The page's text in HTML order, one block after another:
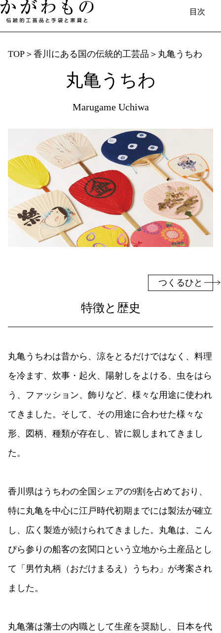
目次
English 中国（简体） 中國（繁體）
Deutsch
香川で​生まれる​もの
伝統的工芸品と​手袋と​家具／伝統工芸士​
（製造事業者）の​紹介
香川漆器
丸亀うちわ
讃岐一刀彫
讃岐桶樽
菓子木型
欄間彫刻
桐箱
肥松木工品
組手障子
志度桐下駄
香川竹細工
豊島石灯籠
讃岐鍛冶製品
左官鏝
理平焼
保多織
讃岐のり染
讃岐獅子頭
神懸焼
手描き鯉のぼり
張子虎
讃岐かがり手まり
高松張子
特集記事
職人の話
工芸品がある暮らし
イラストでみる製造工程
ワークショップ
TOP ＞ 香川にある国の伝統的工芸品 ＞ 丸亀うちわ
丸亀うちわ
Marugame Uchiwa
つくるひと
特徴と歴史
丸亀うちわは昔から、涼をとるだけではなく、料理
を冷ます、炊事・起火、陽射しをよける、虫をはら
う、ファッション、飾りなど、様々な用途に使われ
てきました。そして、その用途に合わせた様々な
形、図柄、種類が存在し、皆に親しまれてきまし
た。
香川県はうちわの全国シェアの9割を占めており、
特に丸亀を中心に江戸時代初期までには製法が確立
し、広く製造が続けられてきました。丸亀は、こん
ぴら参りの船客の玄関口という立地から土産品とし
て「男竹丸柄（おだけまるえ）うちわ」が考案され
ました。
丸亀藩は藩士の内職として生産を奨励し、日本を代